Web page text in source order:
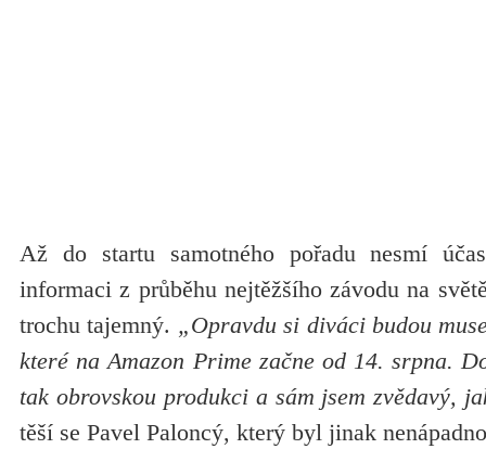
Až do startu samotného pořadu nesmí
informaci z průběhu nejtěžšího závodu na
trochu tajemný. „Opravdu si diváci budou
které na Amazon Prime začne od 14. srpna.
tak obrovskou produkci a sám jsem zvědavý,
těší se Pavel Paloncý, který byl jinak